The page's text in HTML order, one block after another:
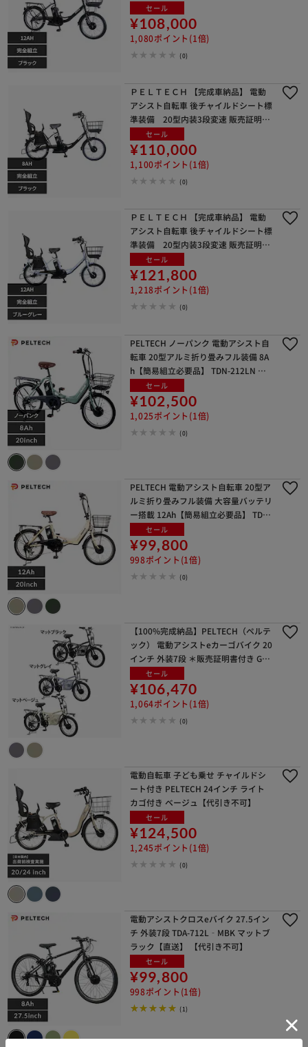
ック【代引き不可】
セール
¥108,000
1,080ポイント(1倍)
(0)
ＰＥＬＴＥＣＨ 【完成車納品】 電動
アシスト自転車 後チャイルドシート標
準装備 20型内装3段変速 販売証明書
付き TDN-207LPC-MBK-8AH ブラック
【代引き不可】
セール
¥110,000
1,100ポイント(1倍)
(0)
ＰＥＬＴＥＣＨ 【完成車納品】 電動
アシスト自転車 後チャイルドシート標
準装備 20型内装3段変速 販売証明書
付き TDN-207LPC-BG-12AH ブルーグ
レー【代引き不可】
セール
¥121,800
1,218ポイント(1倍)
(0)
PELTECH ノーパンク 電動アシスト自
転車 20型アルミ折り畳みフル装備 8A
h【簡易組立必要品】 TDN-212LN マ
ットカーキ【時間指定不可】【代引き
不可】
セール
¥102,500
1,025ポイント(1倍)
(0)
PELTECH 電動アシスト自転車 20型ア
ルミ折り畳みフル装備 大容量バッテリ
ー搭載 12Ah【簡易組立必要品】 TDN-
212L マットベージュ【時間指定不
可】【代引き不可】
セール
¥99,800
998ポイント(1倍)
(0)
【100%完成納品】PELTECH（ペルテ
ック） 電動アシストeカーゴバイク 20
インチ 外装7段 ＊販売証明書付き GRC
-515L-MBK-8AH マットブラック【時
間指定不可】【代引き不可】
セール
¥106,470
1,064ポイント(1倍)
(0)
電動自転車 子ども乗せ チャイルドシ
ート付き PELTECH 24インチ ライト
カゴ付き ベージュ【代引き不可】
セール
¥124,500
1,245ポイント(1倍)
(0)
電動アシストクロスeバイク 27.5イン
チ 外装7段 TDA-712L‐MBK マットブ
ラック【直送】 【代引き不可】
セール
¥99,800
998ポイント(1倍)
(1)